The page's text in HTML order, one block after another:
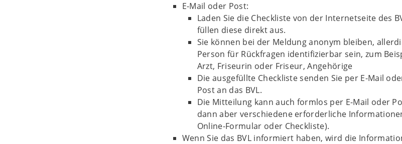
E-Mail oder Post:
Laden Sie die Checkliste von der Internetseite des
füllen diese direkt aus.
Sie können bei der Meldung anonym bleiben,
Person für Rückfragen identifizierbar sein, zum
Arzt, Friseurin oder Friseur, Angehörige
Die ausgefüllte Checkliste senden Sie per E-Mail
Post an das BVL.
Die Mitteilung kann auch formlos per E-Mail oder
dann aber verschiedene erforderliche
Online-Formular oder Checkliste).
Wenn Sie das BVL informiert haben, wird die